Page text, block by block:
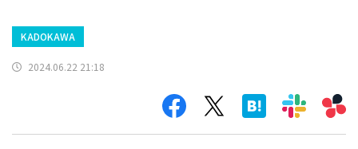
KADOKAWA
2024.06.22 21:18